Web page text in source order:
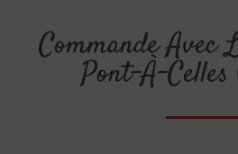
Commande Avec
Pont-À-